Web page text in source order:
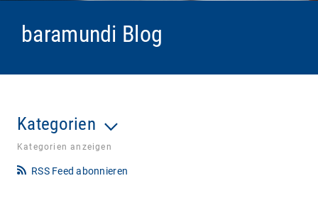
baramundi Blog
Kategorien
Kategorien anzeigen
RSS Feed abonnieren